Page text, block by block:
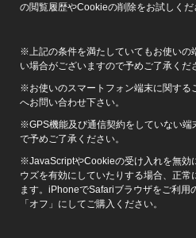
の閲覧履歴やCookieの削除をお試しくだ
※上記の条件を満たしていてもお使いの
い場合がございますので予めご了承くだ
※お使いのスマートフォン端末に関する
へお問い合わせ下さい。
※GPS機能及び通信契約をしていない端
で予めご了承ください。
※JavaScriptやCookieの受け入れを無効
ウズを有効にしていたりする場合、正常
ます。iPhoneでSafariブラウザをご利用
「オフ」にしてご購入ください。